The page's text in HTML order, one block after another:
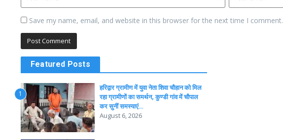
Save my name, email, and website in this browser for the next time I comment.
Featured Posts
1
हरिद्वार ग्रामीण में युवा नेता शिवा चौहान को मिल
रहा ग्रामीणों का समर्थन, कुण्डी गांव में चौपाल
कर सुनीं समस्याएं…
August 6, 2026